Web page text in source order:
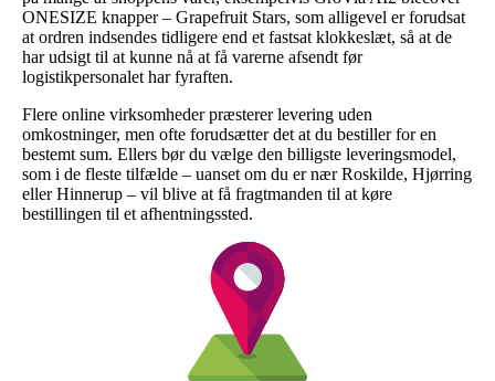
ONESIZE knapper – Grapefruit Stars, som alligevel er forudsat
at ordren indsendes tidligere end et fastsat klokkeslæt, så at de
har udsigt til at kunne nå at få varerne afsendt før
logistikpersonalet har fyraften.
Flere online virksomheder præsterer levering uden
omkostninger, men ofte forudsætter det at du bestiller for en
bestemt sum. Ellers bør du vælge den billigste leveringsmodel,
som i de fleste tilfælde – uanset om du er nær Roskilde, Hjørring
eller Hinnerup – vil blive at få fragtmanden til at køre
bestillingen til et afhentningssted.